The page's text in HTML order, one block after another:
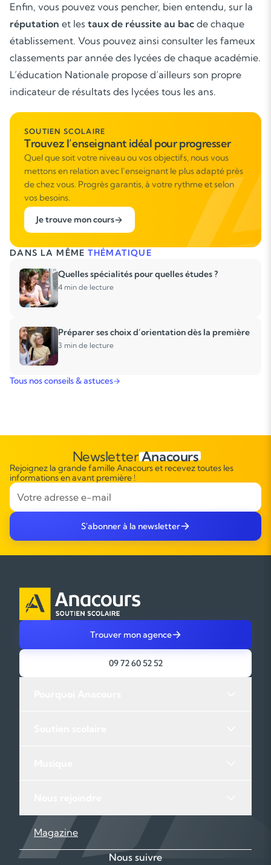
Enfin, vous pouvez vous pencher, bien entendu, sur la
réputation et les taux de réussite au bac de chaque
établissement. Vous pouvez ainsi consulter les fameux
classements par année des lycées de chaque académie.
L’éducation Nationale propose d’ailleurs son propre
indicateur de résultats des lycées tous les ans.
SOUTIEN SCOLAIRE
Trouvez l’enseignant idéal pour progresser
Quel que soit votre niveau ou vos objectifs, nous vous
mettons en relation avec l’enseignant le plus adapté près
de chez vous. Progrès garantis, à votre rythme et selon
vos besoins.
Je trouve mon cours
DANS LA MÊMETHÉMATIQUE
Quelles spécialités pour quelles études ?
4 min de lecture
Préparer ses choix d’orientation dès la première
3 min de lecture
Tous nos conseils & astuces
NewsletterAnacours
Rejoignez la grande famille Anacours et recevez toutes les
informations en avant première !
S'abonner à la newsletter
Trouver mon agence
09 72 60 52 52
Magazine
Nous suivre